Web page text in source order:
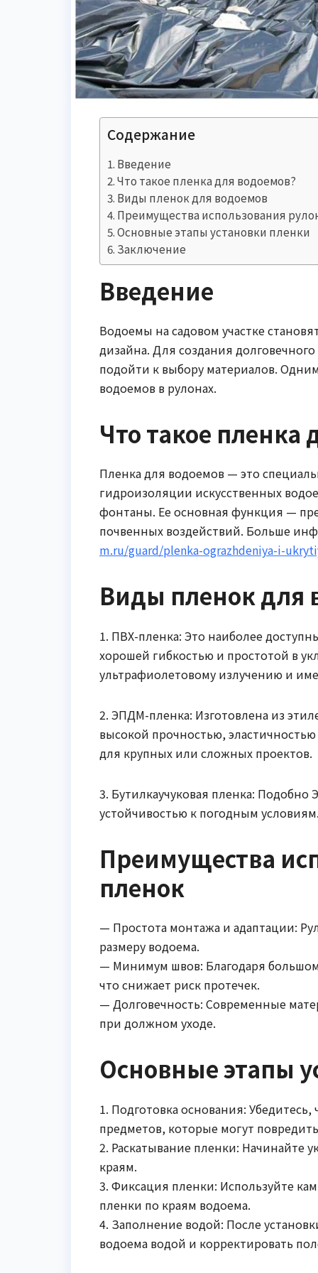
Содержание
Введение
Что такое пленка для водоемов?
Виды пленок для водоемов
Преимущества использования
Основные этапы установки пленки
Заключение
Введение
Водоемы на садовом участке
дизайна. Для создания
подойти к выбору материалов.
водоемов в рулонах.
Что такое пленка
Пленка для водоемов — это
гидроизоляции искусственных
фонтаны. Ее основная функция —
почвенных воздействий. Больше
m.ru/guard/plenka-ograzhdeniya-i-
Виды пленок для
1. ПВХ-пленка: Это наиболее
хорошей гибкостью и простотой в
ультрафиолетовому излучению и
2. ЭПДМ-пленка: Изготовлена из
высокой прочностью,
для крупных или сложных проектов.
3. Бутилкаучуковая пленка:
устойчивостью к погодным
Преимущества
пленок
— Простота монтажа и адаптации:
размеру водоема.
— Минимум швов: Благодаря
что снижает риск протечек.
— Долговечность: Современные
при должном уходе.
Основные этапы
1. Подготовка основания:
предметов, которые могут
2. Раскатывание пленки: Начинайте
краям.
3. Фиксация пленки: Используйте
пленки по краям водоема.
4. Заполнение водой: После
водоема водой и корректировать